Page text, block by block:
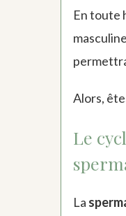
En toute
Alors,
Le
La